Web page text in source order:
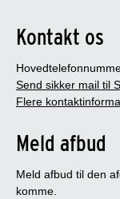
Kontakt os
Send sikker mail til
Flere
Meld afbud
Meld afbud til den
komme.